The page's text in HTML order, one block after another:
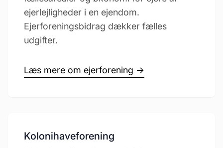
ejerlejligheder i en ejendom.
Ejerforeningsbidrag dækker fælles
udgifter.
Læs mere om ejerforening →
Kolonihaveforening